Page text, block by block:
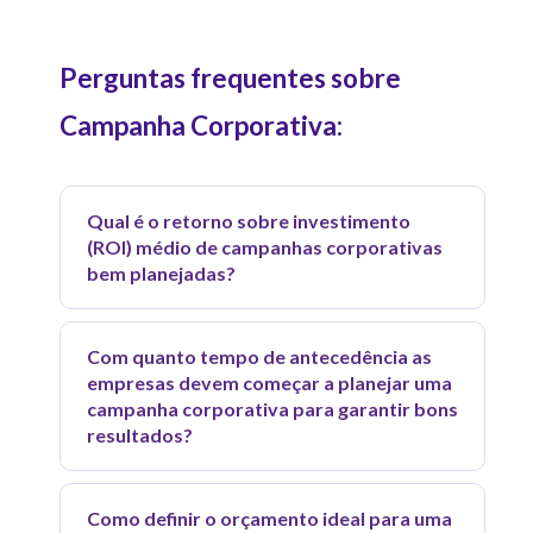
Perguntas frequentes sobre
Campanha Corporativa:
Qual é o retorno sobre investimento
(ROI) médio de campanhas corporativas
bem planejadas?
Pesquisas da Gallup sobre engajamento
no trabalho indicam que empresas com
programas de comunicação interna e
campanhas corporativas estruturadas
apresentam 21% mais lucratividade e
Com quanto tempo de antecedência as
empresas devem começar a planejar uma
campanha corporativa para garantir bons
resultados?
O artigo recomenda 5 meses de
antecedência para campanhas anuais, e
Como definir o orçamento ideal para uma